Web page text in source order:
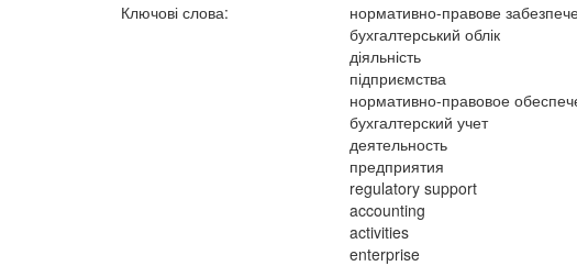
Ключові слова:
нормативно-правове
бухгалтерський облік
діяльність
підприємства
нормативно-правовое
бухгалтерский учет
деятельность
предприятия
regulatory support
accounting
activities
enterprise